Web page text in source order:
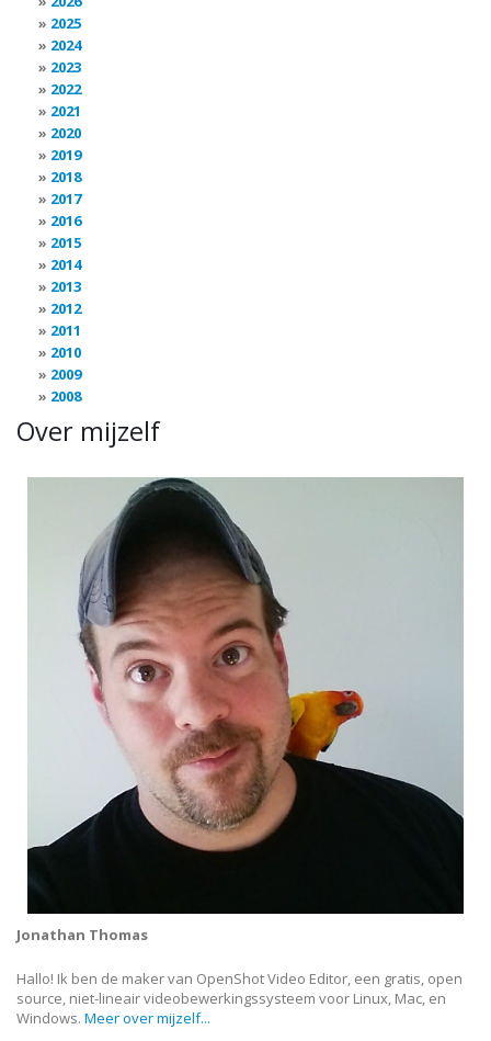
2025
2024
2023
2022
2021
2020
2019
2018
2017
2016
2015
2014
2013
2012
2011
2010
2009
2008
Over mijzelf
Jonathan Thomas
Hallo! Ik ben de maker van OpenShot Video Editor, een gratis, open
source, niet-lineair videobewerkingssysteem voor Linux, Mac, en
Windows. Meer over mijzelf...